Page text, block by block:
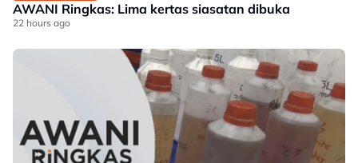
AWANI Ringkas: Lima kertas siasatan dibuka
22 hours ago